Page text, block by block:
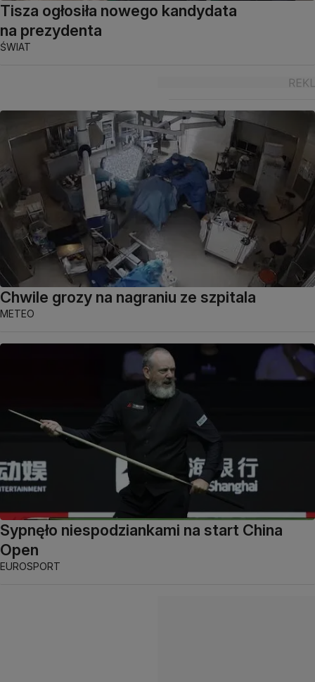
Tisza ogłosiła nowego kandydata
na prezydenta
ŚWIAT
Chwile grozy na nagraniu ze szpitala
METEO
Sypnęło niespodziankami na start China
Open
EUROSPORT